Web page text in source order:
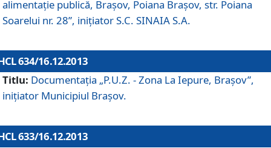
alimentaţie publică, Braşov, Poiana Braşov, str. Poiana
Soarelui nr. 28”, iniţiator S.C. SINAIA S.A.
634/16.12.2013
Titlu: Documentaţia „P.U.Z. - Zona La Iepure, Braşov”,
iniţiator Municipiul Braşov.
633/16.12.2013